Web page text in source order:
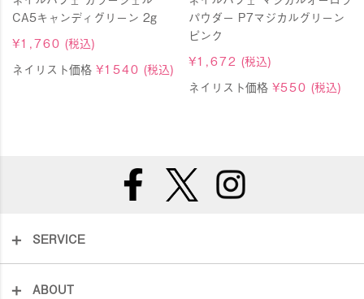
CA5キャンディグリーン 2g
¥1,760 (税込)
ネイリスト価格 ¥1540 (税込)
パウダー P7マジカルグリーン
ピンク
¥1,672 (税込)
ネイリスト価格 ¥550 (税込)
SERVICE
ABOUT